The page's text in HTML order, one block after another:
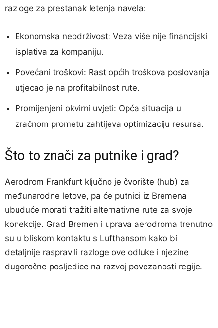
razloge za prestanak letenja navela:
Ekonomska neodrživost: Veza više nije financijski
isplativa za kompaniju.
Povećani troškovi: Rast općih troškova poslovanja
utjecao je na profitabilnost rute.
Promijenjeni okvirni uvjeti: Opća situacija u
zračnom prometu zahtijeva optimizaciju resursa.
Što to znači za putnike i grad?
Aerodrom Frankfurt ključno je čvorište (hub) za
međunarodne letove, pa će putnici iz Bremena
ubuduće morati tražiti alternativne rute za svoje
konekcije. Grad Bremen i uprava aerodroma trenutno
su u bliskom kontaktu s Lufthansom kako bi
detaljnije raspravili razloge ove odluke i njezine
dugoročne posljedice na razvoj povezanosti regije.